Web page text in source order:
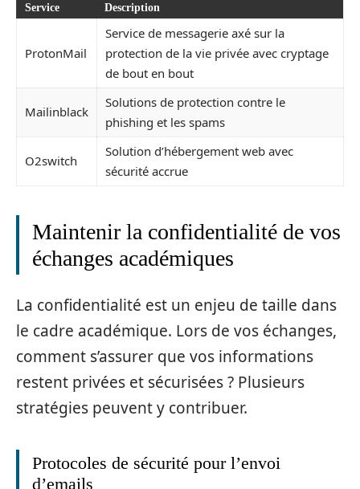
Service Description
ProtonMail
Service de messagerie axé sur la
protection de la vie privée avec cryptage
de bout en bout
Mailinblack
Solutions de protection contre le
phishing et les spams
O2switch
Solution d’hébergement web avec
sécurité accrue
Maintenir la confidentialité de vos
échanges académiques
La confidentialité est un enjeu de taille dans
le cadre académique. Lors de vos échanges,
comment s’assurer que vos informations
restent privées et sécurisées ? Plusieurs
stratégies peuvent y contribuer.
Protocoles de sécurité pour l’envoi
d’emails